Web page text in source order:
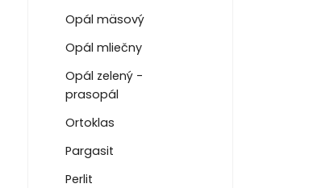
Opál mäsový
Opál mliečny
Opál zelený -
prasopál
Ortoklas
Pargasit
Perlit